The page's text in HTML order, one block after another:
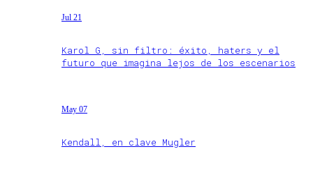
Jul 21
Karol G, sin filtro: éxito, haters y el
futuro que imagina lejos de los escenarios
May 07
Kendall, en clave Mugler